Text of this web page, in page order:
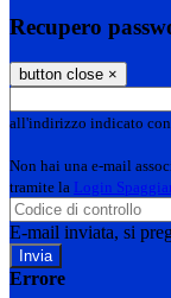
Recupero
button close ×
all'indirizzo indicato
Non hai una e-mail
tramite la Login
E-mail inviata, si
Errore